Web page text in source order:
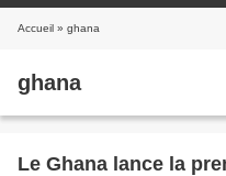
Accueil » ghana
ghana
Le Ghana lance la